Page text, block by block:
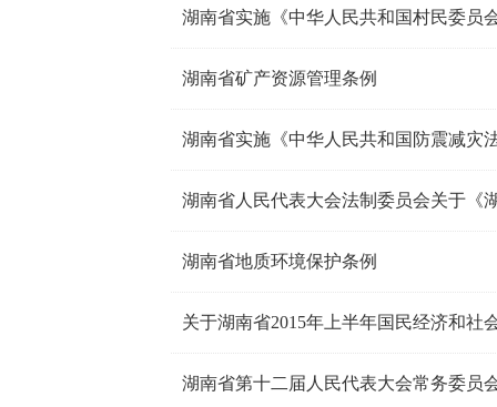
湖南省实施《中华人民共和国村民委员
湖南省矿产资源管理条例
湖南省实施《中华人民共和国防震减灾
湖南省地质环境保护条例
关于湖南省2015年上半年国民经济和社
湖南省第十二届人民代表大会常务委员